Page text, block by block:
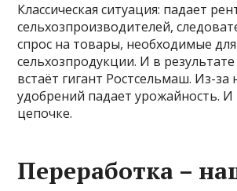
Классическая ситуация: падает
сельхозпроизводителей,
спрос на товары, необходимые
сельхозпродукции. И в
встаёт гигант Ростсельмаш. Из-за
удобрений падает урожайность. И
цепочке.
Переработка –